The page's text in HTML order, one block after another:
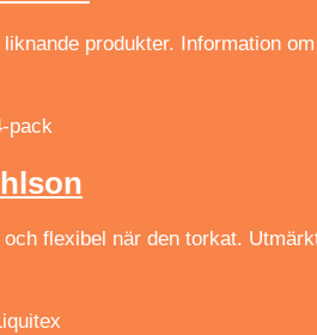
produkter. Information
pack
flexibel när den torkat.